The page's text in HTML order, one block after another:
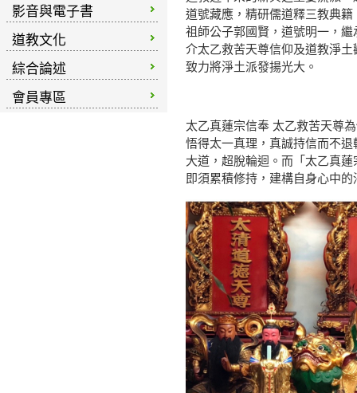
影音與電子書
道教文化
綜合論述
會員專區
道號藏應，精研儒道釋三教典
祖師公子郭國賢，道號明一，
介太乙救苦天尊信仰及道教淨
致力將淨土派發揚光大。
太乙真蓮宗信奉 太乙救苦天尊
悟得太一真理，真誠持信而不
大道，超脫輪迴。而「太乙真
即須累積修持，建構自身心中